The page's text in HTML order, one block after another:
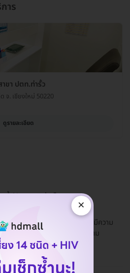
าร
ขา ปตท.ท่ารั้ว
จ. เชียงใหม่ 50220
ดูรายละเอียด
นี้มีลักษณะอย่างไร?
มีพฤติกรรมการมีเพศสัมพันธ์ที่มีความ
อย ควรเข้ารับการตรวจเพื่อความ
×